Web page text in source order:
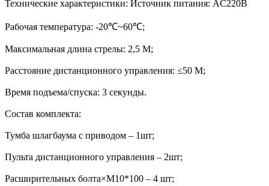
Технические характеристики: Источник питания: AC220B
Рабочая температура: -20℃~60℃;
Максимальная длина стрелы: 2,5 М;
Расстояние дистанционного управления: ≤50 М;
Время подъема/спуска: 3 секунды.
Состав комплекта:
Тумба шлагбаума с приводом – 1шт;
Пульта дистанционного управления – 2шт;
Расширительных болта×M10*100 – 4 шт;